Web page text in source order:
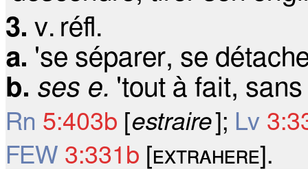
3. v. réfl.
a. 'se séparer, se
b. ses e. 'tout à fait,
Rn 5:403b [estraire]; Lv
FEW 3:331b [ᴇxᴛʀᴀʜᴇʀᴇ].